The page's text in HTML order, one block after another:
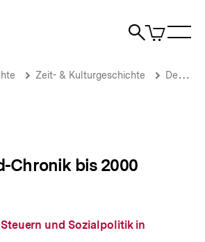
Suche
Artikel
im
Zeit- & Kulturgeschichte Deutschland-Chronik bis 2000
Chronik bis 2000
und Sozialpolitik in